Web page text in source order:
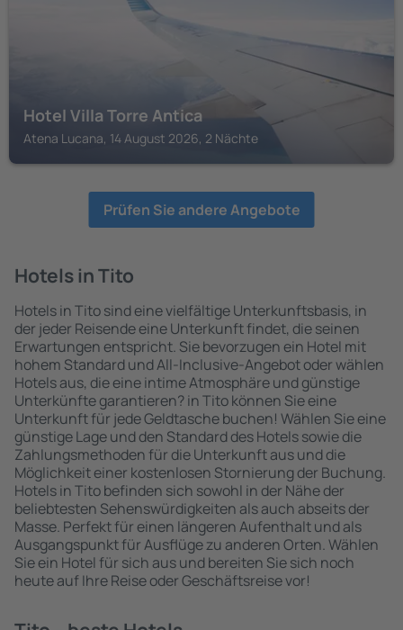
Hotel Villa Torre Antica
Atena Lucana, 14 August 2026, 2 Nächte
Prüfen Sie andere Angebote
Hotels in Tito
Hotels in Tito sind eine vielfältige Unterkunftsbasis, in
der jeder Reisende eine Unterkunft findet, die seinen
Erwartungen entspricht. Sie bevorzugen ein Hotel mit
hohem Standard und All-Inclusive-Angebot oder wählen
Hotels aus, die eine intime Atmosphäre und günstige
Unterkünfte garantieren? in Tito können Sie eine
Unterkunft für jede Geldtasche buchen! Wählen Sie eine
günstige Lage und den Standard des Hotels sowie die
Zahlungsmethoden für die Unterkunft aus und die
Möglichkeit einer kostenlosen Stornierung der Buchung.
Hotels in Tito befinden sich sowohl in der Nähe der
beliebtesten Sehenswürdigkeiten als auch abseits der
Masse. Perfekt für einen längeren Aufenthalt und als
Ausgangspunkt für Ausflüge zu anderen Orten. Wählen
Sie ein Hotel für sich aus und bereiten Sie sich noch
heute auf Ihre Reise oder Geschäftsreise vor!